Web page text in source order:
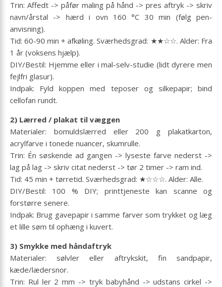
Trin: Affedt -> påfør maling på hånd -> pres aftryk -> skriv
navn/årstal -> hærd i ovn 160 °C 30 min (følg pen-
anvisning).
Tid: 60-90 min + afkøling. Sværhedsgrad: ★★☆☆. Alder: Fra
1 år (voksens hjælp).
DIY/Bestil: Hjemme eller i mal-selv-studie (lidt dyrere men
fejlfri glasur).
Indpak: Fyld koppen med teposer og silkepapir; bind
cellofan rundt.
2) Lærred / plakat til væggen
Materialer: bomuldslærred eller 200 g plakatkarton,
acrylfarve i tonede nuancer, skumrulle.
Trin: Én søskende ad gangen -> lyseste farve nederst ->
lag på lag -> skriv citat nederst -> tør 2 timer -> ram ind.
Tid: 45 min + tørretid. Sværhedsgrad: ★☆☆☆. Alder: Alle.
DIY/Bestil: 100 % DIY; printtjeneste kan scanne og
forstørre senere.
Indpak: Brug gavepapir i samme farver som trykket og læg
et lille søm til ophæng i kuvert.
3) Smykke med håndaftryk
Materialer: sølvler eller aftrykskit, fin sandpapir,
kæde/lædersnor.
Trin: Rul ler 2 mm -> tryk babyhånd -> udstans cirkel ->